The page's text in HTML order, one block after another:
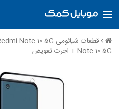
قطعات شیائومی Redmi Note 10 5G
Note 10 5G + اجرت تعویض